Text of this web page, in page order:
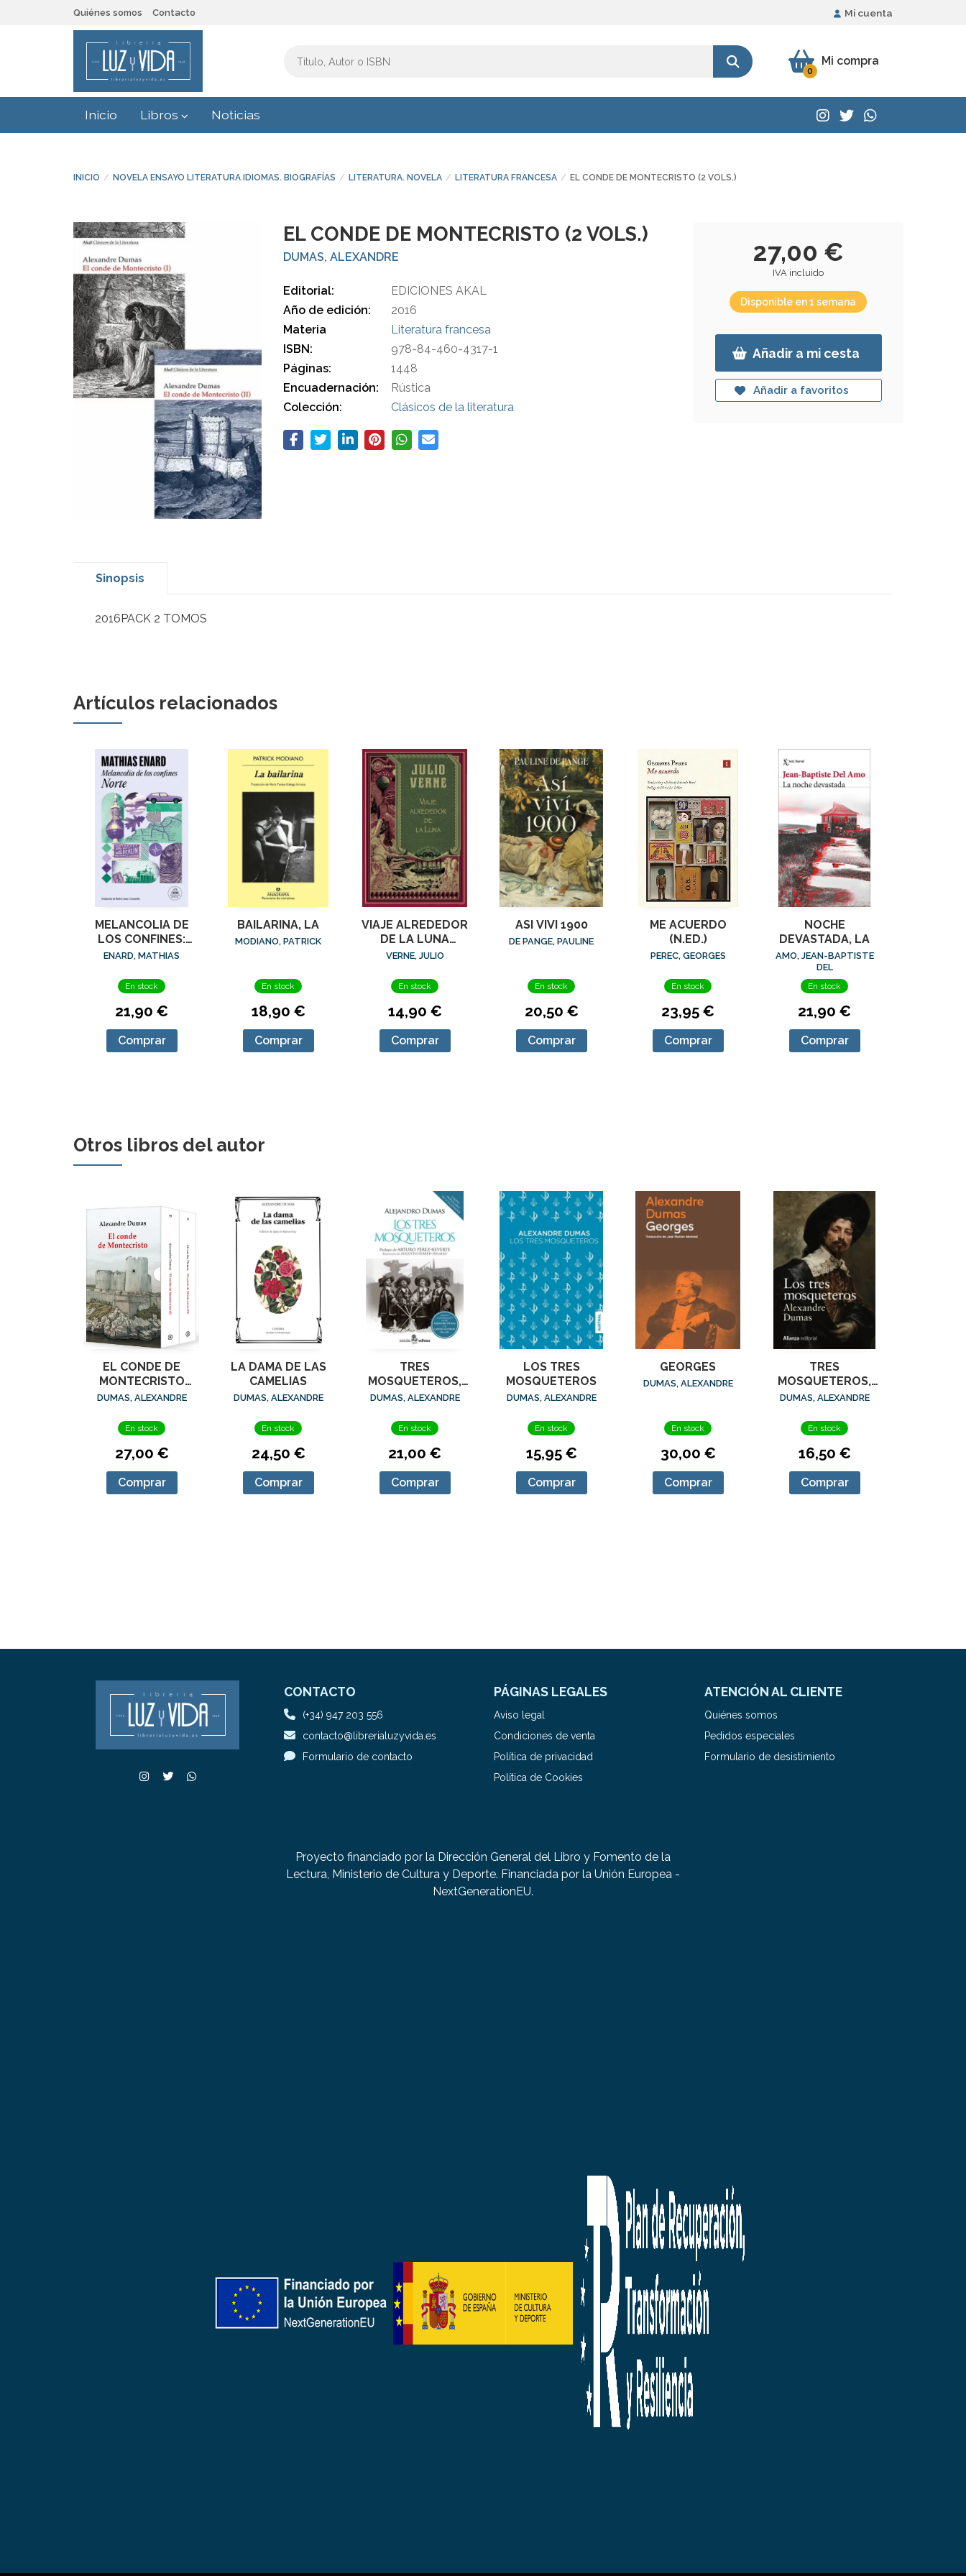
Quiénes somos Contacto Mi cuenta
Mi compra
0
Inicio Libros Noticias
INICIO NOVELA ENSAYO LITERATURA IDIOMAS. BIOGRAFÍAS LITERATURA. NOVELA LITERATURA FRANCESA EL CONDE DE MONTECRISTO (2 VOLS.)
EL CONDE DE MONTECRISTO (2 VOLS.)
DUMAS, ALEXANDRE
Editorial:
EDICIONES AKAL
Año de edición:
2016
Materia
Literatura francesa
ISBN:
978-84-460-4317-1
Páginas:
1448
Encuadernación:
Rústica
Colección:
Clásicos de la literatura
27,00 €
IVA incluido
Disponible en 1 semana
Añadir a mi cesta
Añadir a favoritos
Sinopsis
2016PACK 2 TOMOS
Artículos relacionados
MELANCOLIA DE
LOS CONFINES:
NORTE
ENARD, MATHIAS
En stock
21,90 €
Comprar
BAILARINA, LA
MODIANO, PATRICK
En stock
18,90 €
Comprar
VIAJE ALREDEDOR
DE LA LUNA
(HETZEL)
VERNE, JULIO
En stock
14,90 €
Comprar
ASI VIVI 1900
DE PANGE, PAULINE
En stock
20,50 €
Comprar
ME ACUERDO
(N.ED.)
PEREC, GEORGES
En stock
23,95 €
Comprar
NOCHE
DEVASTADA, LA
AMO, JEAN-BAPTISTE
DEL
En stock
21,90 €
Comprar
Otros libros del autor
EL CONDE DE
MONTECRISTO
ESTUCHE (2 VOL)
DUMAS, ALEXANDRE
En stock
27,00 €
Comprar
LA DAMA DE LAS
CAMELIAS
DUMAS, ALEXANDRE
En stock
24,50 €
Comprar
TRES
MOSQUETEROS,
LOS
DUMAS, ALEXANDRE
En stock
21,00 €
Comprar
LOS TRES
MOSQUETEROS
DUMAS, ALEXANDRE
En stock
15,95 €
Comprar
GEORGES
DUMAS, ALEXANDRE
En stock
30,00 €
Comprar
TRES
MOSQUETEROS,
LOS
DUMAS, ALEXANDRE
En stock
16,50 €
Comprar
CONTACTO
(+34) 947 203 556
contacto@librerialuzyvida.es
Formulario de contacto
PÁGINAS LEGALES
Aviso legal
Condiciones de venta
Política de privacidad
Política de Cookies
ATENCIÓN AL CLIENTE
Quiénes somos
Pedidos especiales
Formulario de desistimiento
Proyecto financiado por la Dirección General del Libro y Fomento de la
Lectura, Ministerio de Cultura y Deporte. Financiada por la Unión Europea -
NextGenerationEU.